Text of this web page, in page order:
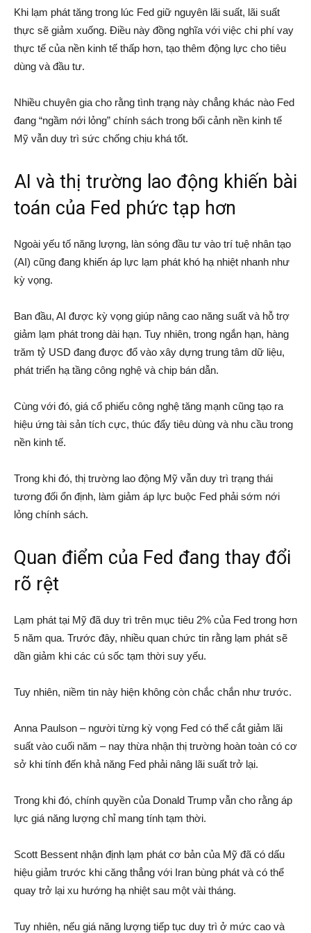
Khi lạm phát tăng trong lúc Fed giữ nguyên lãi suất, lãi suất
thực sẽ giảm xuống. Điều này đồng nghĩa với việc chi phí vay
thực tế của nền kinh tế thấp hơn, tạo thêm động lực cho tiêu
dùng và đầu tư.
Nhiều chuyên gia cho rằng tình trạng này chẳng khác nào Fed
đang “ngầm nới lỏng” chính sách trong bối cảnh nền kinh tế
Mỹ vẫn duy trì sức chống chịu khá tốt.
AI và thị trường lao động khiến bài
toán của Fed phức tạp hơn
Ngoài yếu tố năng lượng, làn sóng đầu tư vào trí tuệ nhân tạo
(AI) cũng đang khiến áp lực lạm phát khó hạ nhiệt nhanh như
kỳ vọng.
Ban đầu, AI được kỳ vọng giúp nâng cao năng suất và hỗ trợ
giảm lạm phát trong dài hạn. Tuy nhiên, trong ngắn hạn, hàng
trăm tỷ USD đang được đổ vào xây dựng trung tâm dữ liệu,
phát triển hạ tầng công nghệ và chip bán dẫn.
Cùng với đó, giá cổ phiếu công nghệ tăng mạnh cũng tạo ra
hiệu ứng tài sản tích cực, thúc đẩy tiêu dùng và nhu cầu trong
nền kinh tế.
Trong khi đó, thị trường lao động Mỹ vẫn duy trì trạng thái
tương đối ổn định, làm giảm áp lực buộc Fed phải sớm nới
lỏng chính sách.
Quan điểm của Fed đang thay đổi
rõ rệt
Lạm phát tại Mỹ đã duy trì trên mục tiêu 2% của Fed trong hơn
5 năm qua. Trước đây, nhiều quan chức tin rằng lạm phát sẽ
dần giảm khi các cú sốc tạm thời suy yếu.
Tuy nhiên, niềm tin này hiện không còn chắc chắn như trước.
Anna Paulson – người từng kỳ vọng Fed có thể cắt giảm lãi
suất vào cuối năm – nay thừa nhận thị trường hoàn toàn có cơ
sở khi tính đến khả năng Fed phải nâng lãi suất trở lại.
Trong khi đó, chính quyền của Donald Trump vẫn cho rằng áp
lực giá năng lượng chỉ mang tính tạm thời.
Scott Bessent nhận định lạm phát cơ bản của Mỹ đã có dấu
hiệu giảm trước khi căng thẳng với Iran bùng phát và có thể
quay trở lại xu hướng hạ nhiệt sau một vài tháng.
Tuy nhiên, nếu giá năng lượng tiếp tục duy trì ở mức cao và